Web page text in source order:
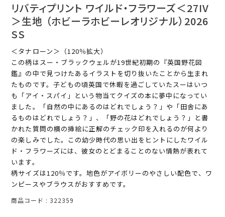
リバティプリント ワイルド・フラワーズ＜27IV
＞生地 （ホビーラホビーレオリジナル）2026
SS
＜タナローン＞（120％拡大）
この柄はスー・ブラックウェルが19世紀初期の『英国野花図
鑑』の中で見つけたあるイラストを切り抜いたことから生まれ
たものです。子どもの頃英国で休暇を過ごしていたスーはいつ
も「アイ・スパイ」という物当てクイズの本に夢中になってい
ました。「自然の中にあるのはどれでしょう？」や「田舎にあ
るものはどれでしょう？」、「野の花はどれでしょう？」と書
かれた質問の横の挿絵に正解のチェック印を入れるのが何より
の楽しみでした。この幼少時代の思い出をヒントにしたワイル
ド・フラワーズには、彼女のとどまることのない情熱が表れて
います。
柄サイズは120％です。地色がアイボリーのやさしい配色で、ワ
ンピースやブラウスがおすすめです。
商品コード 322359